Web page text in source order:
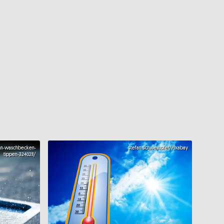
waschbecken-
tippen-3240211/
Stefan Schweihofer/Pixabay